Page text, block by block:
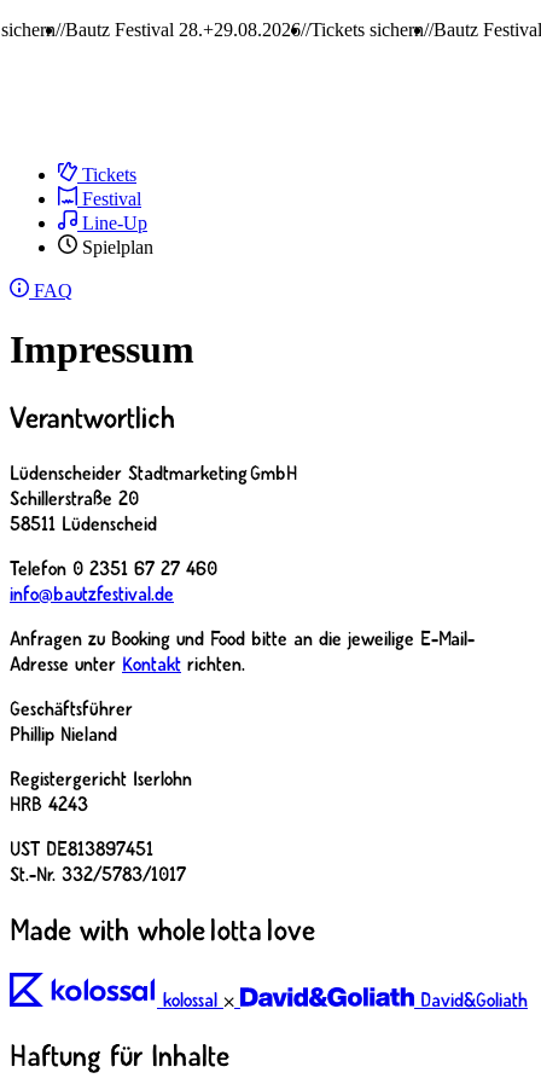
Bautz Festival 28.+29.08.2026 Tickets sichern Bautz Festival
Tickets
Festival
Line-Up
Spielplan
FAQ
Impressum
Verantwortlich
Lüdenscheider Stadtmarketing GmbH
Schillerstraße 20
58511 Lüdenscheid
Telefon 0 2351 67 27 460
info@bautzfestival.de
Anfragen zu Booking und Food bitte an die jeweilige E-Mail-
Adresse unter Kontakt richten.
Geschäftsführer
Phillip Nieland
Registergericht Iserlohn
HRB 4243
UST DE813897451
St.-Nr. 332/5783/1017
Made with whole lotta love
kolossal ⨉ David&Goliath
Haftung für Inhalte